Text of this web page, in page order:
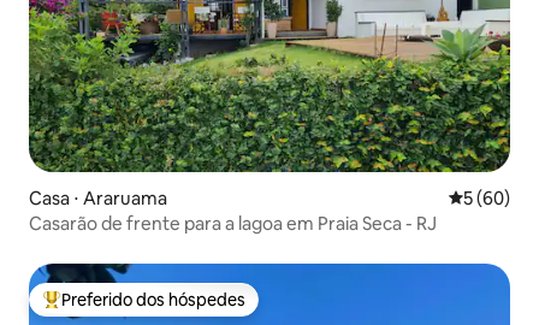
Casa ⋅ Araruama 5 de uma
5 (60)
Casarão de frente para a lagoa em Praia Seca - RJ
Entre os melhores preferidos dos hóspedes
Preferido dos hóspedes